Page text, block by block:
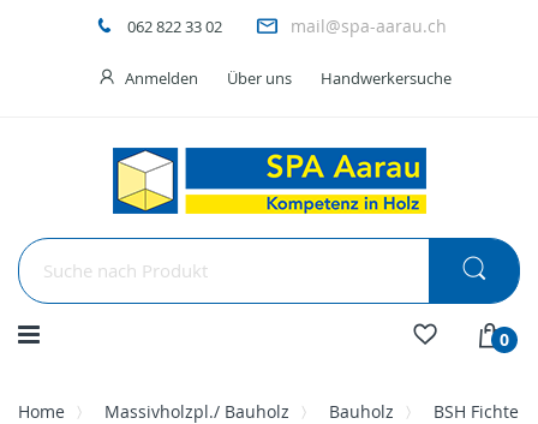
062 822 33 02 mail@spa-aarau.ch
Anmelden Über uns Handwerkersuche
Menü
0
Home Massivholzpl./ Bauholz Bauholz BSH Fichte